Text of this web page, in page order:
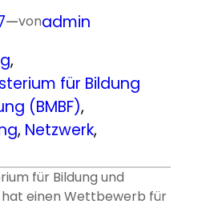
—vonadmin
für Bildung
(BMBF)
, Netzwerk
für Bildung und
hat einen Wettbewerb für